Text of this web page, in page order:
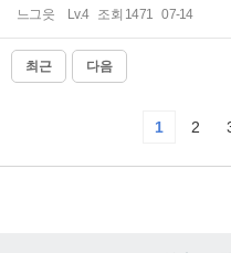
느그읏 Lv.4 조회 1471 07-14
최근 다음
1 2